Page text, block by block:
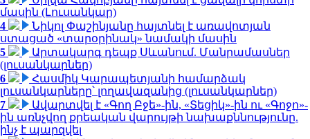
մասին (Լուսանկար)
4
Նիկոլ Փաշինյանը հայտնել է առավոտյան
ստացած «տարօրինակ» նամակի մասին
5
Արտակարգ դեպք Սևանում. Մանրամասներ
(լուսանկարներ)
6
Հասմիկ Կարապետյանի համարձակ
լուսանկարները՝ լողավազանից (լուսանկարներ)
7
Ավարտվել է «Գող Բջե»-ին, «Տեցիկ»-ին ու «Գոջո»-
ին առնչվող քրեական վարույթի նախաքննությունը.
ինչ է պարզվել